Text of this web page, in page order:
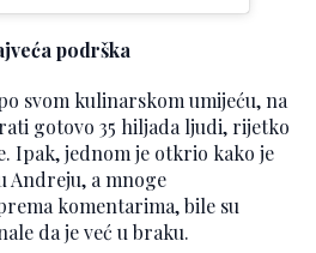
podrška
svom kulinarskom umijeću, na
gotovo 35 hiljada ljudi, rijetko
Ipak, jednom je otkrio kako je
Andreju, a mnoge
komentarima, bile su
da je već u braku.